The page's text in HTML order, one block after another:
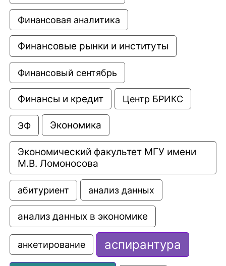
Финансовая аналитика
Финансовые рынки и институты
Финансовый сентябрь
Финансы и кредит Центр БРИКС
ЭФ Экономика
Экономический факультет МГУ имени
М.В. Ломоносова
абитуриент анализ данных
анализ данных в экономике
анкетирование аспирантура